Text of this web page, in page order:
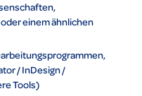
einem ähnlichen
/ InDesign /
Tools)